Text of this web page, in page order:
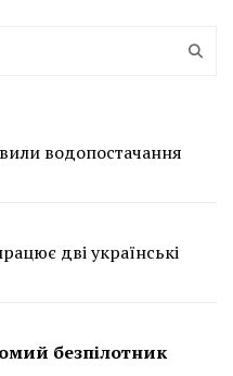
водопостачання
дві українські
безпілотник